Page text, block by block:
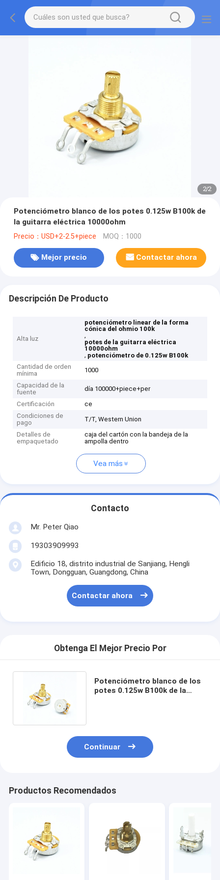
2/2
Potenciómetro blanco de los potes 0.125w B100k de
la guitarra eléctrica 10000ohm
Precio：USD+2-2.5+piece MOQ：1000
Mejor precio Contactar ahora
Descripción De Producto
Alta luz
potenciómetro linear de la forma
cónica del ohmio 100k
,
potes de la guitarra eléctrica
10000ohm
, potenciómetro de 0.125w B100k
Cantidad de orden
mínima
1000
Capacidad de la
fuente
día 100000+piece+per
Certificación
ce
Condiciones de
pago
T/T, Western Union
Detalles de
empaquetado
caja del cartón con la bandeja de la
ampolla dentro
Vea más
Contacto
Mr. Peter Qiao
19303909993
Edificio 18, distrito industrial de Sanjiang, Hengli
Town, Dongguan, Guangdong, China
Contactar ahora
Obtenga El Mejor Precio Por
Potenciómetro blanco de los
potes 0.125w B100k de la
Continuar
Productos Recomendados